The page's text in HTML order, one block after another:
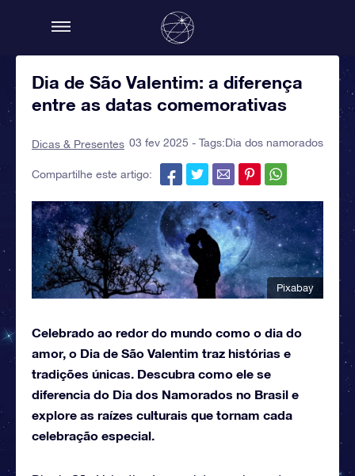
Dia de São Valentim: a diferença
entre as datas comemorativas
Dicas & Presentes 03 fev 2025 - Tags:Dia dos namorados
Compartilhe este artigo:
Pixabay
Celebrado ao redor do mundo como o dia do
amor, o Dia de São Valentim traz histórias e
tradições únicas. Descubra como ele se
diferencia do Dia dos Namorados no Brasil e
explore as raízes culturais que tornam cada
celebração especial.